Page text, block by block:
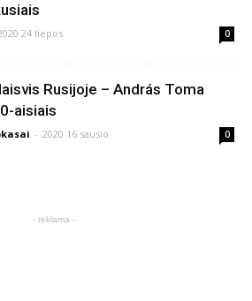
24 liepos 0
Rusijoje – András Toma
aisiais
- 2020 16 sausio 0
- reklama -